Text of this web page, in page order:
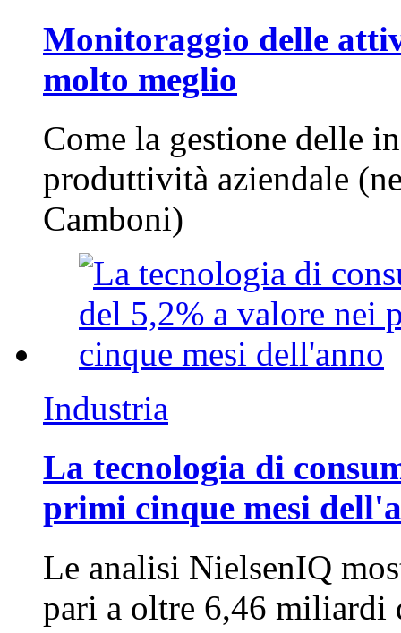
Monitoraggio delle
molto meglio
Come la gestione delle
produttività aziendale
Camboni)
Industria
La tecnologia di
primi cinque mesi
Le analisi NielsenIQ
pari a oltre 6,46